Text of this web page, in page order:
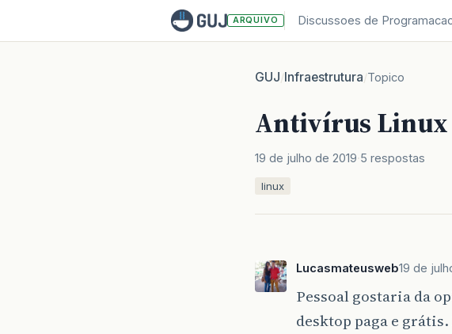
ARQUIVO Discussoes de
GUJ/Infraestrutura/Topico
Antivírus Linux
19 de julho de 2019 5 respostas
linux
Lucasmateusweb19 de
Pessoal gostaria da
desktop paga e